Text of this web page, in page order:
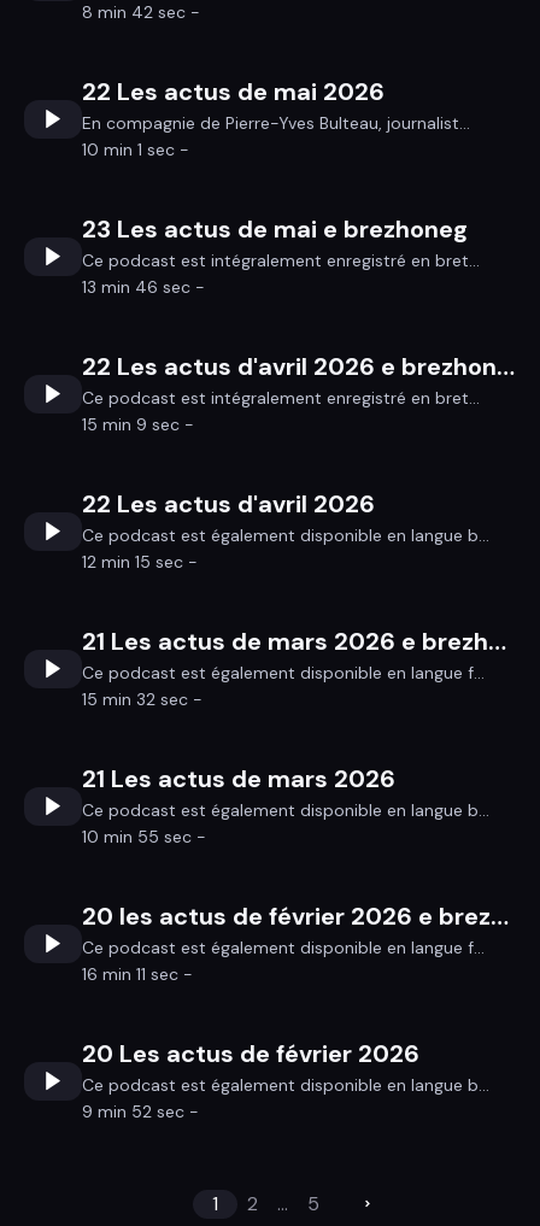
8 min 42 sec -
22 Les actus de mai 2026
En compagnie de Pierre-Yves Bulteau, journalist...
10 min 1 sec -
23 Les actus de mai e brezhoneg
Ce podcast est intégralement enregistré en bret...
13 min 46 sec -
22 Les actus d'avril 2026 e brezhoneg
Ce podcast est intégralement enregistré en bret...
15 min 9 sec -
22 Les actus d'avril 2026
Ce podcast est également disponible en langue b...
12 min 15 sec -
21 Les actus de mars 2026 e brezhoneg
Ce podcast est également disponible en langue f...
15 min 32 sec -
21 Les actus de mars 2026
Ce podcast est également disponible en langue b...
10 min 55 sec -
20 les actus de février 2026 e brezhoneg
Ce podcast est également disponible en langue f...
16 min 11 sec -
20 Les actus de février 2026
Ce podcast est également disponible en langue b...
9 min 52 sec -
1 2 ... 5